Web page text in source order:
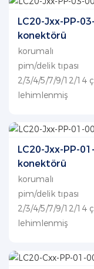
LC20-Jxx-PP-
konektörü
korumalı
pim/delik tıpası
2/3/4/5/7/9/12/14
lehimlenmiş
LC20-Jxx-PP-
konektörü
korumalı
pim/delik tıpası
2/3/4/5/7/9/12/14
lehimlenmiş